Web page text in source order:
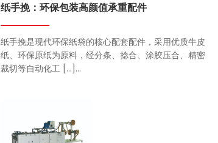
纸手挽：环保包装高颜值承重配件
纸手挽是现代环保纸袋的核心配套配件，采用优质牛皮
纸、环保原纸为原料，经分条、捻合、涂胶压合、精密
裁切等自动化工 […]...